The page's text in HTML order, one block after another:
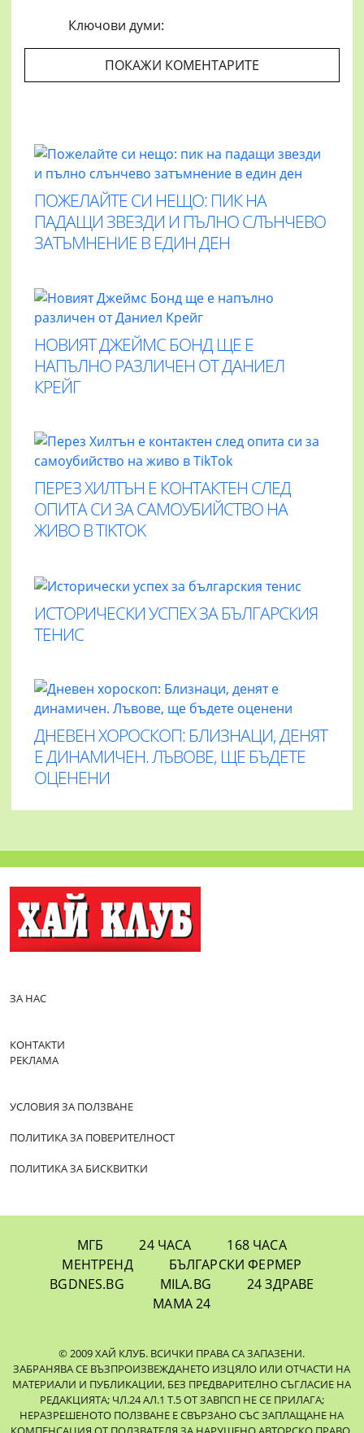
Ключови думи:
ПОКАЖИ КОМЕНТАРИТЕ
ПОЖЕЛАЙТЕ СИ НЕЩО: ПИК НА
ПАДАЩИ ЗВЕЗДИ И ПЪЛНО СЛЪНЧЕВО
ЗАТЪМНЕНИЕ В ЕДИН ДЕН
НОВИЯТ ДЖЕЙМС БОНД ЩЕ Е
НАПЪЛНО РАЗЛИЧЕН ОТ ДАНИЕЛ
КРЕЙГ
ПЕРЕЗ ХИЛТЪН Е КОНТАКТЕН СЛЕД
ОПИТА СИ ЗА САМОУБИЙСТВО НА
ЖИВО В TIKTOK
ИСТОРИЧЕСКИ УСПЕХ ЗА БЪЛГАРСКИЯ
ТЕНИС
ДНЕВЕН ХОРОСКОП: БЛИЗНАЦИ, ДЕНЯТ
Е ДИНАМИЧЕН. ЛЪВОВЕ, ЩЕ БЪДЕТЕ
ОЦЕНЕНИ
ЗА НАС
КОНТАКТИ
РЕКЛАМА
УСЛОВИЯ ЗА ПОЛЗВАНЕ
ПОЛИТИКА ЗА ПОВЕРИТЕЛНОСТ
ПОЛИТИКА ЗА БИСКВИТКИ
МГБ 24 ЧАСА
168 ЧАСА
МЕНТРЕНД
БЪЛГАРСКИ ФЕРМЕР
BGDNES.BG
MILA.BG
24 ЗДРАВЕ
МАМА 24
© 2009 ХАЙ КЛУБ. ВСИЧКИ ПРАВА СА ЗАПАЗЕНИ.
ЗАБРАНЯВА СЕ ВЪЗПРОИЗВЕЖДАНЕТО ИЗЦЯЛО ИЛИ ОТЧАСТИ НА
МАТЕРИАЛИ И ПУБЛИКАЦИИ, БЕЗ ПРЕДВАРИТЕЛНО СЪГЛАСИЕ НА
РЕДАКЦИЯТА; ЧЛ.24 АЛ.1 Т.5 ОТ ЗАВПСП НЕ СЕ ПРИЛАГА;
НЕРАЗРЕШЕНОТО ПОЛЗВАНЕ Е СВЪРЗАНО СЪС ЗАПЛАЩАНЕ НА